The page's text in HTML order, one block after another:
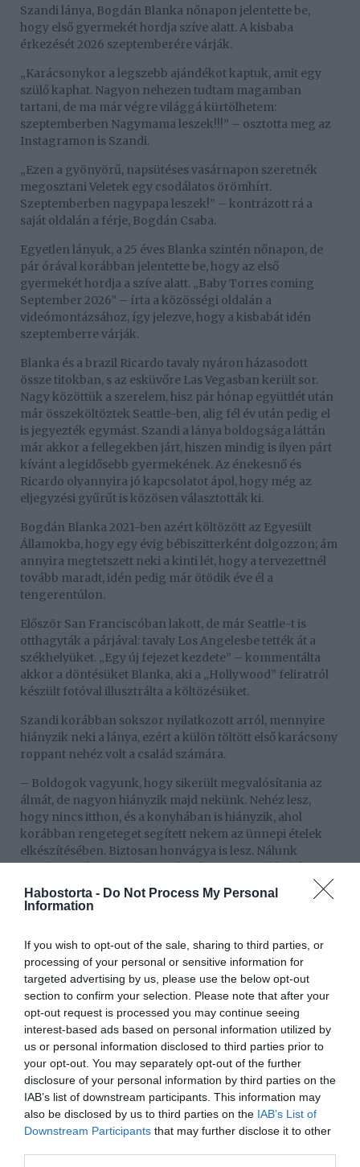
Habostorta - Do Not Process My Personal
Information
If you wish to opt-out of the sale, sharing to third parties, or
processing of your personal or sensitive information for
targeted advertising by us, please use the below opt-out
section to confirm your selection. Please note that after your
opt-out request is processed you may continue seeing
interest-based ads based on personal information utilized by
us or personal information disclosed to third parties prior to
your opt-out. You may separately opt-out of the further
disclosure of your personal information by third parties on the
IAB’s list of downstream participants. This information may
also be disclosed by us to third parties on the IAB’s List of
Downstream Participants that may further disclose it to other
Szandi lánya, Bogdán Blanka nőnapon jelentette be,
hogy első gyermekét hordja szíve alatt. A kisbaba
érkezését 2026 szeptemberére várják.
„Karácsonykor a legszebb ajándékot kaptuk, amit egy
szülő kaphat. Nagyon nehezen tudtam magamban
tartani, de ma már végre világgá kürtölhetem:
szeptemberben Nagymama leszek!!!” – osztotta meg az
Instagramon is Szandi.
„Ezen a gyönyörű, napsütéses vasárnapon szeretnék
megosztani Veletek egy csodálatos örömhírt.
Szeptemberben nagypapa leszek!” – kontrázott rá a
saját oldalán a férje, Bogdán Csaba.
Egyetlen lányuk, a 25 éves Blanka szintén nőnapon, de
pár órával korábban jelentette be, hogy az első
gyermekét hordja a szíve alatt. „Baby Torres coming
September 2026” – írta a közösségi oldalán a
videómontázsához, így jelezve, hogy a kisbabát idén
szeptemberre várják.
Blanka és a brazil Ricardo tavaly nyáron házasodott
össze titokban, s az esküvőre Las Vegasban került sor.
Nagy közöttük a szerelem, hisz pár hónap együttlét után
már összeköltöztek Seattle-ben, alig fél év után pedig el
is jegyezték egymást. Szandi a lánya boldogsága láttán
már akkor a fellegekben járt, hiszen mindig is ilyen párt
kívánt a legidősebb gyermekének. Az énekesnő és
Ricardo olyannyira jó kapcsolatot ápol, hogy még az
eljegyzési gyűrűt is közösen választották ki.
Bogdán Blanka 2021-ben azért költözött az Egyesült
Államokba, hogy egy évig bébiszitterként dolgozzon; ám
annyira megtetszett neki a kinti lét, hogy a tervezettnél
tovább maradt, idén pedig már ötödik éve él a
tengerentúlon.
Először San Franciscóban lakott, de már Seattle-t is
otthagyták a párjával: tavaly Los Angelesbe tették át a
székhelyüket. „Egy új fejezet kezdete” – kommentálta
akkor a döntésüket Blanka, aki a „Hollywood” feliratról
készült fotóval illusztrálta a költözésüket.
Szandi korábban sokszor nyilatkozott arról, mennyire
hiányzik neki a lánya, ezért a külön töltött első karácsony
roppant nehéz volt a család számára.
– Boldogok vagyunk, hogy sikerült megvalósítania az
álmát, de nagyon hiányzik majd nekünk. Nehéz lesz,
hogy nincs itthon, és a konyhában is hiányzik, ahol
korábban rengeteget segített nekem az ünnepi ételek
elkészítésében. Biztosan honvágya is lesz. Nálunk
gyermek helyett csak kettő rohan majd, amikor
megszólal a csengő. Blanka videóhíváson keresztül lesz
Szandi, akinek a legutóbbi karácsonya már tökéletes
boldogságban telt: egy közös ünnepi dalt tettek közzé,
amelyet egymástól több ezer kilométerre vettek fel.
A családnak hamar kialakult a rutinja a szoros
kapcsolattartásban: Blankával az óriási távolság ellenére
naponta kommunikálnak, a hír közlése előtt is videóban
beszéltek. A szülei már többször meglátogatták a lányt az
Egyesült Államokban, és alig várják, hogy
unokázhassanak.